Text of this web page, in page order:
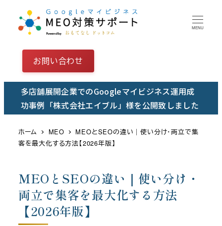
テ
MENU
お問い合わせ
多店舗展開企業でのGoogleマイビジネス運用成
功事例「株式会社エイブル」様を公開致しました
ホーム MEO
MEOとSEOの違い｜使い分け・両立で集
客を最大化する方法【2026年版】
MEOとSEOの違い｜使い分け・
両立で集客を最大化する方法
【2026年版】